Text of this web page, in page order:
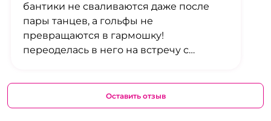
бантики не сваливаются даже после
пары танцев, а гольфы не
превращаются в гармошку!
переоделась в него на встречу с
Оставить отзыв